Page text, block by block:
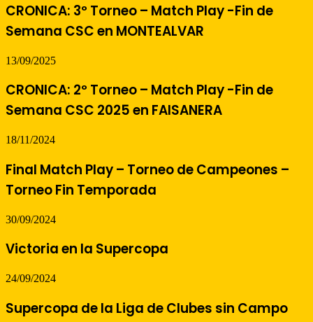
CRONICA: 3º Torneo – Match Play -Fin de
Semana CSC en MONTEALVAR
13/09/2025
CRONICA: 2º Torneo – Match Play -Fin de
Semana CSC 2025 en FAISANERA
18/11/2024
Final Match Play – Torneo de Campeones –
Torneo Fin Temporada
30/09/2024
Victoria en la Supercopa
24/09/2024
Supercopa de la Liga de Clubes sin Campo